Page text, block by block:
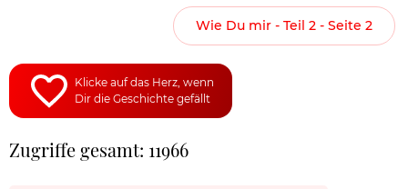
Wie Du mir - Teil 2 - Seite 2
Klicke auf das Herz, wenn
Dir die Geschichte gefällt
Zugriffe gesamt: 11966